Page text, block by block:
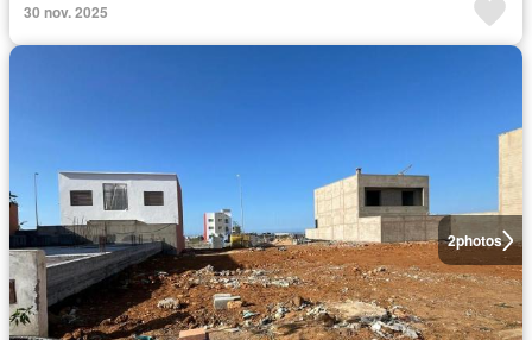
30 nov. 2025
2photos